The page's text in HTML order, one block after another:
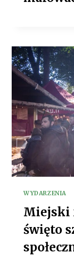
WYDARZENIA
Miejski
święto